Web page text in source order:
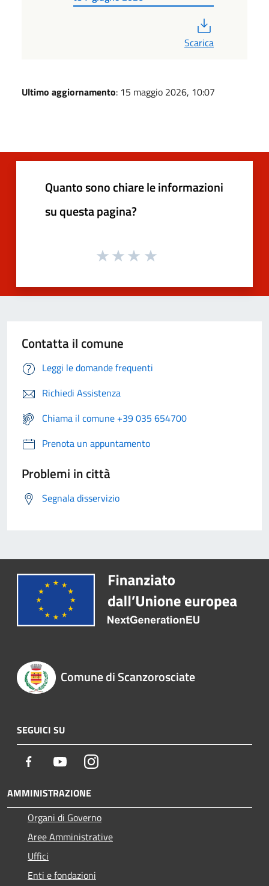
Scarica
Ultimo aggiornamento: 15 maggio 2026, 10:07
Quanto sono chiare le informazioni
su questa pagina?
Contatta il comune
Leggi le domande frequenti
Richiedi Assistenza
Chiama il comune +39 035 654700
Prenota un appuntamento
Problemi in città
Segnala disservizio
Comune di Scanzorosciate
SEGUICI SU
Facebook YoutubeInstagram
AMMINISTRAZIONE
Organi di Governo
Aree Amministrative
Uffici
Enti e fondazioni